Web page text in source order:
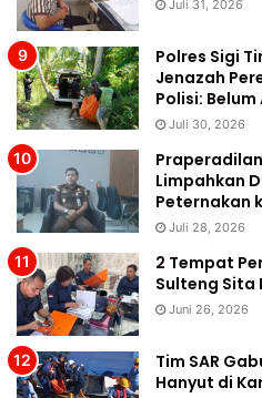
Juli 31, 2026
Polres Sigi
Jenazah
Polisi:
Juli 30, 2026
Limpahkan
Peternakan
Juli 28, 2026
2 Tempat
Sulteng Sita
Juni 26, 2026
Tim SAR
Hanyut di